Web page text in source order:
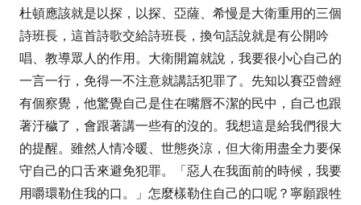
杜頓應該就是以探，以探、亞薩、希慢是大衛重用的三個
詩班長，這首詩歌交給詩班長，換句話說就是有公開吟
唱、教導眾人的作用。大衛開篇就說，我要很小心自己的
一言一行，免得一不注意就講話犯罪了。先知以賽亞曾經
有個察覺，他驚覺自己是住在嘴唇不潔的民中，自己也跟
著汙穢了，會跟著講一些有的沒的。我想這是給我們很大
的提醒。雖然人情冷暖、世態炎涼，但大衛用盡全力要保
守自己的口舌來避免犯罪。「惡人在我面前的時候，我要
用嚼環勒住我的口。」 怎麼樣勒住自己的口呢？寧願跟牲